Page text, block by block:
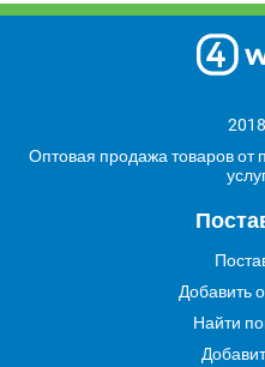
Оптовая продажа товаров от
Добавить
Найти